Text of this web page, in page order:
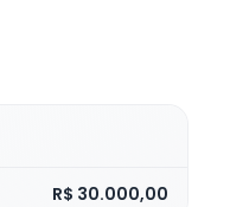
R$ 30.000,00